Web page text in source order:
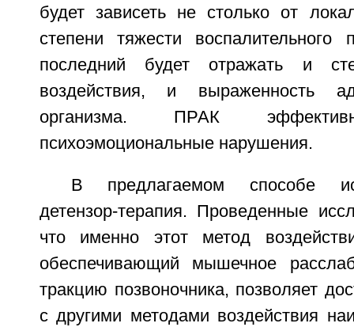
будет зависеть не столько от
степени тяжести воспалительного
последний будет отражать и
воздействия, и выраженность
организма. ПРАК
психоэмоциональные нарушения.
В предлагаемом способе
детензор-терапия. Проведенные
что именно этот метод
обеспечивающий мышечное
тракцию позвоночника, позволяет
с другими методами воздействия